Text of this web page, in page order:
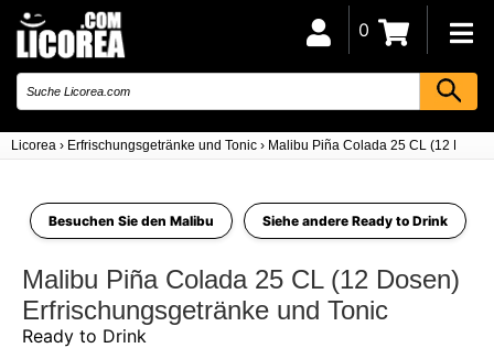
Licorea › Erfrischungsgetränke und Tonic › Malibu Piña Colada 25 CL (12
0
Besuchen Sie den Malibu Siehe andere Ready to Drink
Malibu Piña Colada 25 CL (12 Dosen)
Erfrischungsgetränke und Tonic
Ready to Drink